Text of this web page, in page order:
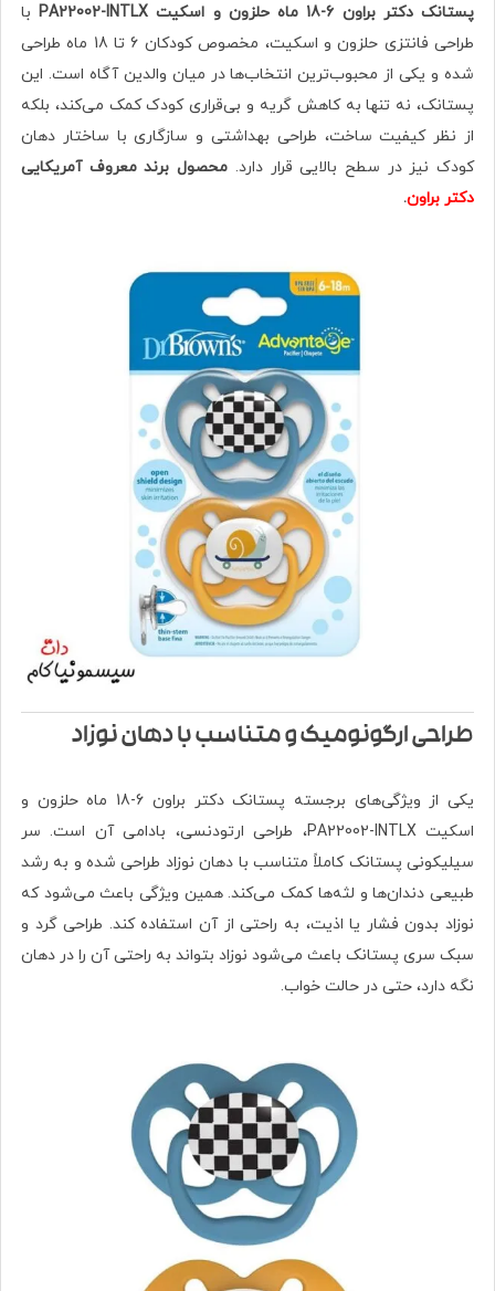
پستانک دکتر براون 6-18 ماه حلزون و اسکیت PA22002-INTLX
با
طراحی فانتزی حلزون و اسکیت، مخصوص کودکان 6 تا 18 ماه طراحی
شده و یکی از محبوب‌ترین انتخاب‌ها در میان والدین آگاه است. این
پستانک، نه تنها به کاهش گریه و بی‌قراری کودک کمک می‌کند، بلکه
از نظر کیفیت ساخت، طراحی بهداشتی و سازگاری با ساختار دهان
کودک نیز در سطح بالایی قرار دارد. محصول برند معروف آمریکایی
دکتر براون.
طراحی ارگونومیک و متناسب با دهان نوزاد
یکی از ویژگی‌های برجسته پستانک دکتر براون 6-18 ماه حلزون و
اسکیت PA22002-INTLX، طراحی ارتودنسی، بادامی آن است. سر
سیلیکونی پستانک کاملاً متناسب با دهان نوزاد طراحی شده و به رشد
طبیعی دندان‌ها و لثه‌ها کمک می‌کند. همین ویژگی باعث می‌شود که
نوزاد بدون فشار یا اذیت، به راحتی از آن استفاده کند. طراحی گرد و
سبک سری پستانک باعث می‌شود نوزاد بتواند به راحتی آن را در دهان
نگه دارد، حتی در حالت خواب.